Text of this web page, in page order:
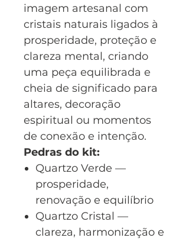
imagem artesanal com
cristais naturais ligados à
prosperidade, proteção e
clareza mental, criando
uma peça equilibrada e
cheia de significado para
altares, decoração
espiritual ou momentos
de conexão e intenção.
Pedras do kit:
Quartzo Verde —
prosperidade,
renovação e equilíbrio
Quartzo Cristal —
clareza, harmonização e